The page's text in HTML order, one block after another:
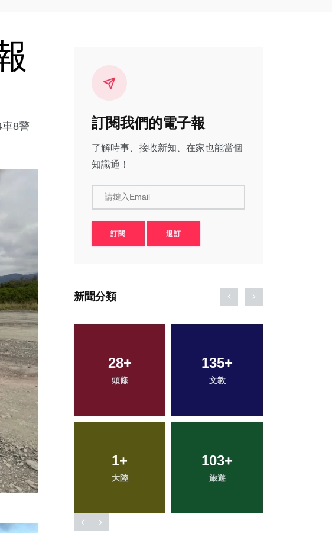
8警
訂閱我們的電子報
了解時事、接收新知、在家也能當個
知識通！
請鍵入Email
訂閱 退訂
新聞分類
135+
文教
103+
旅遊
43+
農業
38+
宗教
250
社會
74+
專欄